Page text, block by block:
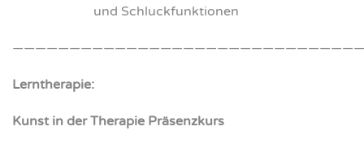
und Schluck­funk­tio­nen
Lern­the­ra­pie:
Kunst in der The­ra­pie Prä­senz­kurs